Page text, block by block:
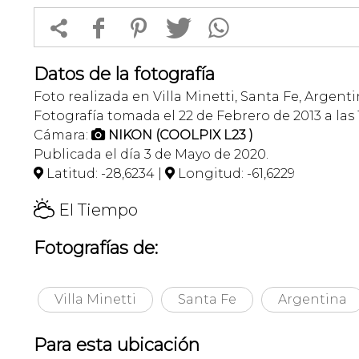
 f 1 T 
Datos de la fotografía
Foto realizada en Villa Minetti, Santa Fe,
Fotografía tomada el 22 de Febrero de 2013 a las
Cámara:  NIKON (COOLPIX L23 )
Publicada el día 3 de Mayo de 2020.
 Latitud: -28,6234 |  Longitud: -61,6229
H El Tiempo
Fotografías de:
Villa Minetti Santa Fe Argentina
Para esta ubicación